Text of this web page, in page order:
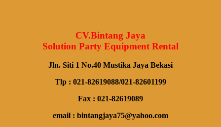
CV.Bintang Jaya
Solution Party Equipment Rental
Jln. Siti 1 No.40 Mustika Jaya Bekasi
Tlp : 021-82619088/021-82601199
Fax : 021-82619089
email : bintangjaya75@yahoo.com